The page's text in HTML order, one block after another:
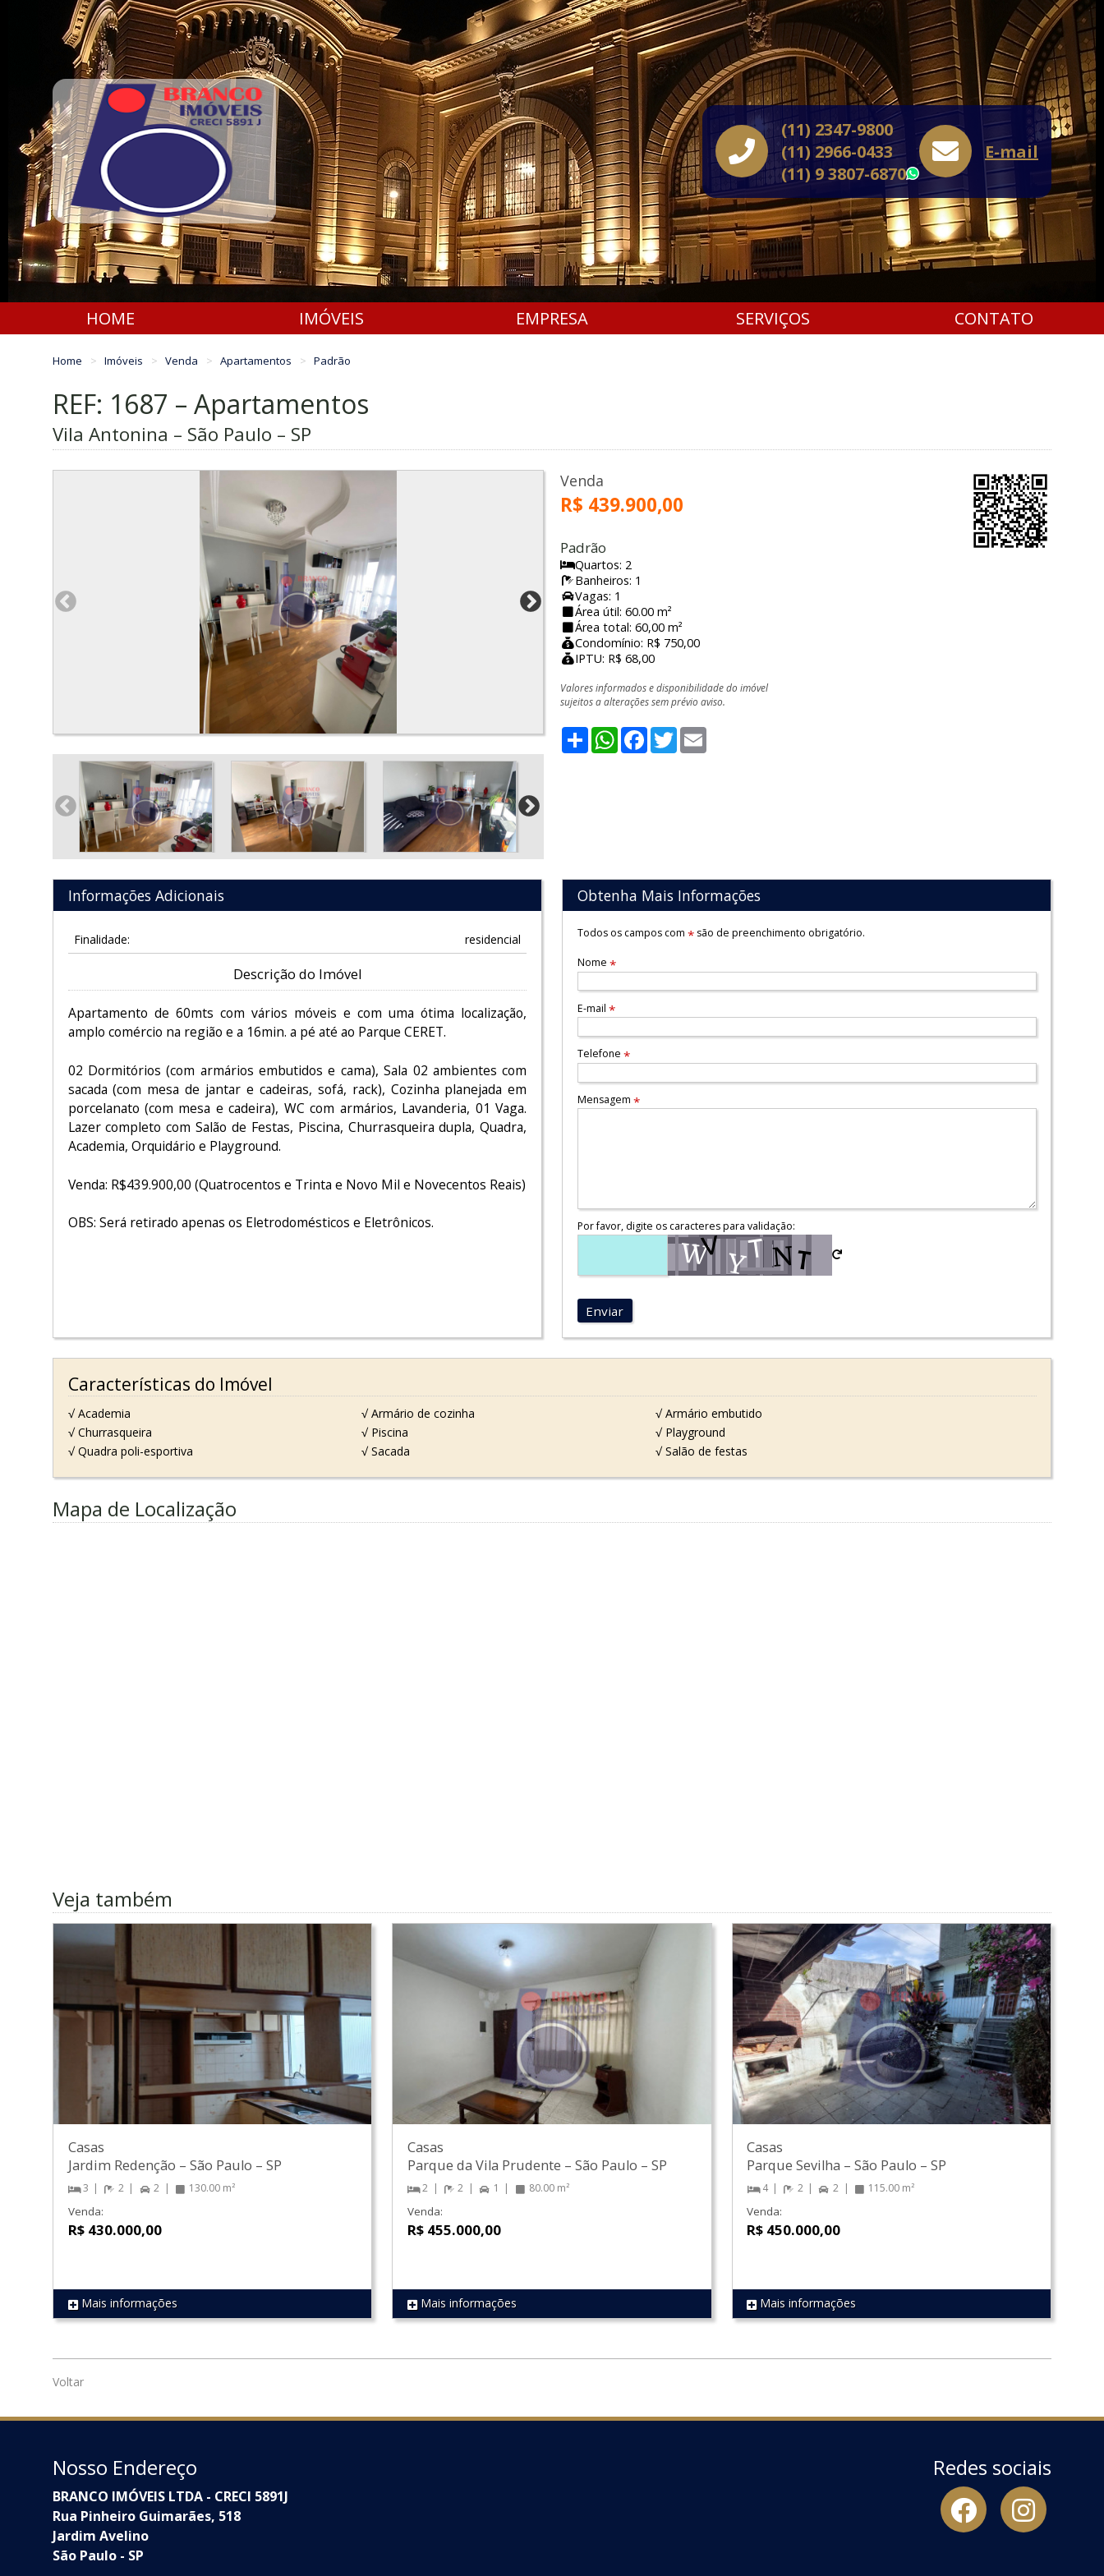
(11) 2347-9800
(11) 2966-0433
(11) 9 3807-6870
WhatsApp
E-mail
HOME IMÓVEIS EMPRESA SERVIÇOS CONTATO
Home Imóveis Venda Apartamentos Padrão
REF: 1687 – Apartamentos
Vila Antonina – São Paulo – SP
Venda
R$ 439.900,00
Padrão
Quartos: 2
Banheiros: 1
Vagas: 1
Área útil: 60.00 m²
Área total: 60,00 m²
Condomínio: R$ 750,00
IPTU: R$ 68,00
Valores informados e disponibilidade do imóvel
sujeitos a alterações sem prévio aviso.
ShareWhatsApp
Facebook
Twitter
Informações Adicionais
Finalidade: residencial
Descrição do Imóvel
Apartamento de 60mts com vários móveis e com uma ótima localização,
amplo comércio na região e a 16min. a pé até ao Parque CERET.
02 Dormitórios (com armários embutidos e cama), Sala 02 ambientes com
sacada (com mesa de jantar e cadeiras, sofá, rack), Cozinha planejada em
porcelanato (com mesa e cadeira), WC com armários, Lavanderia, 01 Vaga.
Lazer completo com Salão de Festas, Piscina, Churrasqueira dupla, Quadra,
Academia, Orquidário e Playground.
Venda: R$439.900,00 (Quatrocentos e Trinta e Novo Mil e Novecentos Reais)
OBS: Será retirado apenas os Eletrodomésticos e Eletrônicos.
Obtenha Mais Informações
Todos os campos com *são de preenchimento obrigatório.
Nome *
E-mail *
Telefone *
Mensagem *
Por favor, digite os caracteres para validação:
Enviar
Características do Imóvel
√ Academia √ Armário de cozinha
√ Armário embutido
√ Churrasqueira
√ Piscina
√ Playground
√ Quadra poli-esportiva
√ Sacada √ Salão de festas
Mapa de Localização
Veja também
REF 1718
Casas
Jardim Redenção – São Paulo – SP
3 2 2 130.00 m²
Venda:
R$ 430.000,00
Mais informações REF 1754
Casas
Parque da Vila Prudente – São Paulo – SP
2 2 1 80.00 m²
Venda:
R$ 455.000,00
Mais informações REF 1446
Casas
Parque Sevilha –São Paulo –SP
4 2 2 115.00 m²
Venda:
R$ 450.000,00
Mais informações
Voltar
Nosso Endereço
BRANCO IMÓVEIS LTDA - CRECI 5891J
Rua Pinheiro Guimarães, 518
Jardim Avelino
São Paulo - SP
Redes sociais